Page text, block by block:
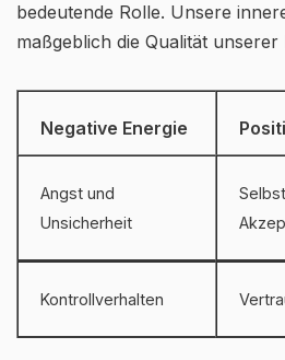
bedeutende Rolle. Unsere
maßgeblich die Qualität unserer
Negative Energie
Angst und
Unsicherheit
Kontrollverhalten